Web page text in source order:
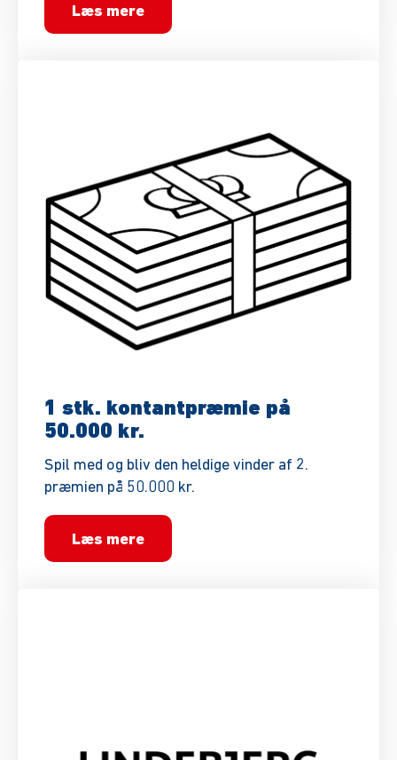
Læs mere
1 stk. kontantpræmie på
50.000 kr.
Spil med og bliv den heldige vinder af 2.
præmien på 50.000 kr.
Læs mere